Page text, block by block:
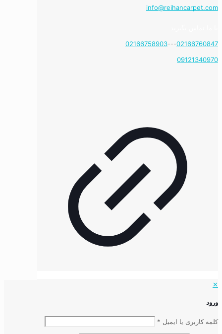
info@reihancarpet.com
02166760847
---
02166758903
09121340970
✕
ورود
کلمه کاربری یا ایمیل *